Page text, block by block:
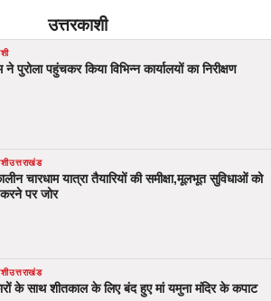
उत्तरकाशी
ने पुरोला पहुंचकर किया विभिन्न कार्यालयों का निरीक्षण
उत्तराखंड
चारधाम यात्रा तैयारियों की समीक्षा,मूलभूत सुविधाओं को
पर जोर
उत्तराखंड
के साथ शीतकाल के लिए बंद हुए मां यमुना मंदिर के कपाट